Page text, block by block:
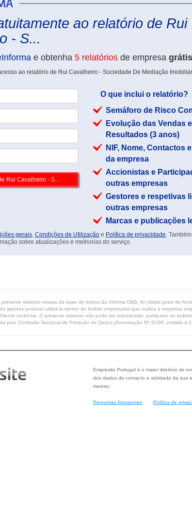
ao relatório de Rui
- S...
e obtenha 5 relatórios de empresa grátis
ao relatório de Rui Cavalheiro - Sociedade De Mediação
O que inclui o relatório?
Semáforo de Risco
Evolução das Vendas e
Resultados (3 anos)
NIF, Nome, Contactos
da empresa
Accionistas e
outras empresas
Gestores e respetivas
outras empresas
Marcas e publicações
gerais, Condições de Utilização e Política de privacidade.
sobre atualizações e melhorias do serviço.
presente relatório resulta da base de dados da Informa D&B, foi obtida junto de
apenas possível utilizá-la dentro do âmbito empresarial que realiza a respetiva
eInforma. O presente relatório não pode ser reproduzido, publicado ou
pela Comissão Nacional de Proteção de Dados (Autorização Nº 32/96, emitida a
Empresite Portugal é o maior diretório de
dos dados de contacto e atividade da sua
mesmo.
Perguntas frequentes Política de